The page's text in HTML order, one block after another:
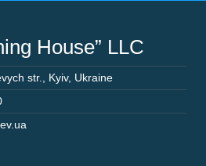
House” LLC
str. Kyiv, Ukraine